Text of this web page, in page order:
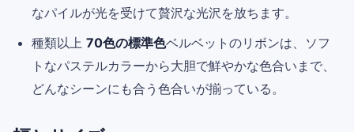
なパイルが光を受けて贅沢な光沢を放ちます。
種類以上 70色の標準色ベルベットのリボンは、ソフ
トなパステルカラーから大胆で鮮やかな色合いまで、
どんなシーンにも合う色合いが揃っている。